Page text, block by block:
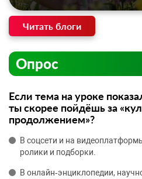
Читать блоги
Опрос
Если тема на уроке
ты скорее пойдёшь за
продолжением»?
В соцсети и на
ролики и подборки.
В онлайн‑энциклопедии,